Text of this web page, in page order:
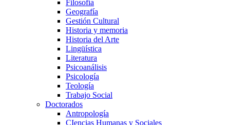
Filosofía
Geografía
Gestión Cultural
Historia y memoria
Historia del Arte
Lingüística
Literatura
Psicoanálisis
Psicología
Teología
Trabajo Social
Doctorados
Antropología
CIencias Humanas y Sociales